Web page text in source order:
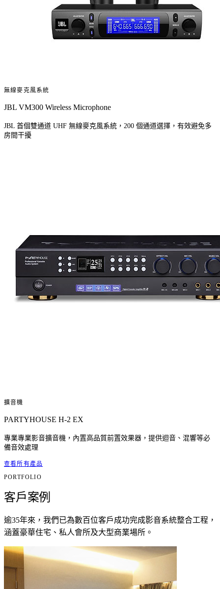
無線麥克風系統
JBL VM300 Wireless Microphone
JBL 首個雙通道 UHF 無線麥克風系統，200 個通道選擇，有效避免多
房間干擾
擴音機
PARTYHOUSE H-2 EX
專業專業影音擴音機，內置高品質前置效果器，提供迴音、混響等必
備音效處理
查看所有產品
PORTFOLIO
客戶案例
逾35年來，我們已為數百位客戶成功完成影音系統整合工程，
涵蓋豪華住宅、私人會所及大型商業場所。